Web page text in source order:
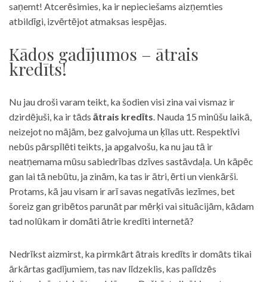
saņemt! Atcerēsimies, ka ir nepieciešams aizņemties
atbildīgi, izvērtējot atmaksas iespējas.
Kādos gadījumos – ātrais
kredīts!
Nu jau droši varam teikt, ka šodien visi zina vai vismaz ir
dzirdējuši, ka ir tāds ātrais kredīts. Nauda 15 minūšu laikā,
neizejot no mājām, bez galvojuma un ķīlas utt. Respektīvi
nebūs pārspīlēti teikts, ja apgalvošu, ka nu jau tā ir
neatņemama mūsu sabiedrības dzīves sastāvdaļa. Un kāpēc
gan lai tā nebūtu, ja zinām, ka tas ir ātri, ērti un vienkārši.
Protams, kā jau visam ir arī savas negatīvās iezīmes, bet
šoreiz gan gribētos parunāt par mērķi vai situācijām, kādam
tad nolūkam ir domāti ātrie kredīti internetā?
Nedrīkst aizmirst, ka pirmkārt ātrais kredīts ir domāts tikai
ārkārtas gadījumiem, tas nav līdzeklis, kas palīdzēs